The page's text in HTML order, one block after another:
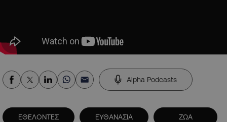
Alpha Podcasts
ΕΘΕΛΟΝΤΕΣ ΕΥΘΑΝΑΣΙΑ ΖΩΑ